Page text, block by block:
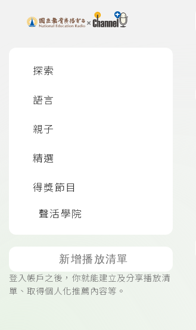
上方功能區塊
探索
語言
親子
精選
得獎節目
聲活學院
新增播放清單
登入帳戶之後，你就能建立及分享播放清
單、取得個人化推薦內容等。